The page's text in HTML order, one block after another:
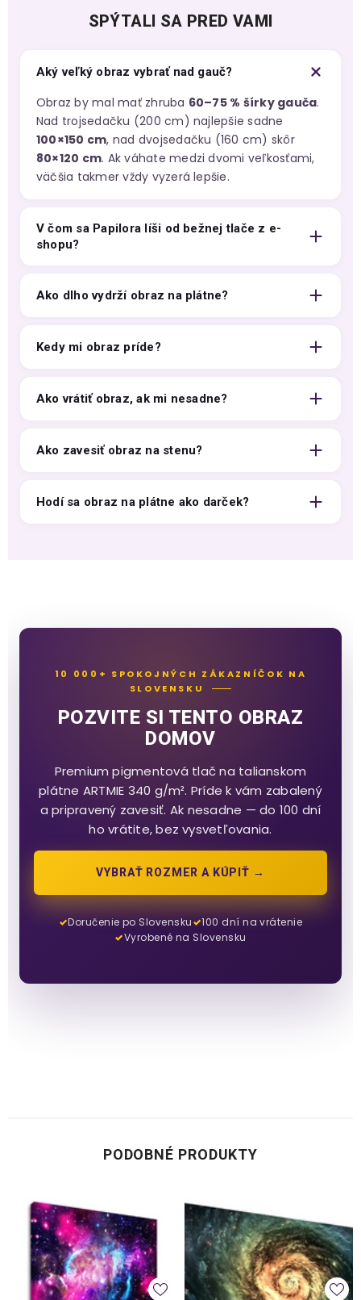
SPÝTALI SA PRED VAMI
Aký veľký obraz vybrať nad gauč?
Obraz by mal mať zhruba 60–75 % šírky gauča.
Nad trojsedačku (200 cm) najlepšie sadne
100×150 cm, nad dvojsedačku (160 cm) skôr
80×120 cm. Ak váhate medzi dvomi veľkosťami,
väčšia takmer vždy vyzerá lepšie.
V čom sa Papilora líši od bežnej tlače z e-
shopu?
Ako dlho vydrží obraz na plátne?
Kedy mi obraz príde?
Ako vrátiť obraz, ak mi nesadne?
Ako zavesiť obraz na stenu?
Hodí sa obraz na plátne ako darček?
10 000+ SPOKOJNÝCH ZÁKAZNÍČOK NA
SLOVENSKU
POZVITE SI TENTO OBRAZ
DOMOV
Premium pigmentová tlač na talianskom
plátne ARTMIE 340 g/m². Príde k vám zabalený
a pripravený zavesiť. Ak nesadne — do 100 dní
ho vrátite, bez vysvetľovania.
VYBRAŤ ROZMER A KÚPIŤ →
Doručenie po Slovensku
100 dní na vrátenie
Vyrobené na Slovensku
PODOBNÉ PRODUKTY